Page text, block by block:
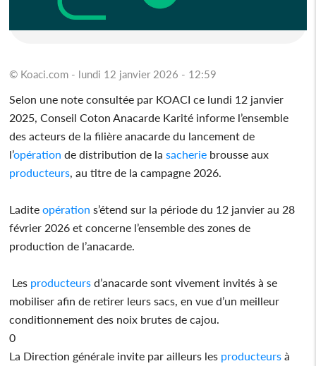
© Koaci.com - lundi 12 janvier 2026 - 12:59
Selon une note consultée par KOACI ce lundi 12 janvier
2025, Conseil Coton Anacarde Karité informe l’ensemble
des acteurs de la filière anacarde du lancement de
l’opération de distribution de lasacherie brousse aux
producteurs , au titre de la campagne 2026.
Laditeopération s’étend sur la période du 12 janvier au 28
février 2026 et concerne l’ensemble des zones de
production de l’anacarde.
Les producteurs d’anacarde sont vivement invités à se
mobiliser afin de retirer leurs sacs, en vue d’un meilleur
conditionnement des noix brutes de cajou.
0
La Direction générale invite par ailleurs les producteurs à